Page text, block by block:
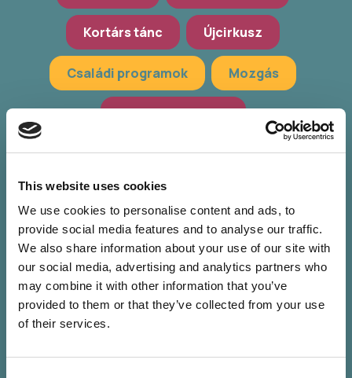
This website uses cookies
We use cookies to personalise content and ads, to
provide social media features and to analyse our traffic.
We also share information about your use of our site with
our social media, advertising and analytics partners who
may combine it with other information that you’ve
provided to them or that they’ve collected from your use
of their services.
Kortárs tánc Újcirkusz
Családi programok Mozgás
Hagyományőrzés
Workshop, előadások Zöld programok